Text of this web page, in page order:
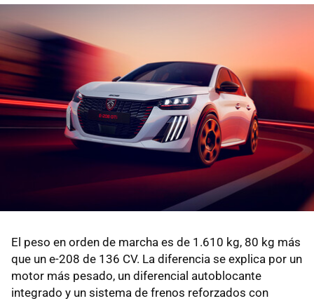
El peso en orden de marcha es de 1.610 kg, 80 kg más
que un e-208 de 136 CV. La diferencia se explica por un
motor más pesado, un diferencial autoblocante
integrado y un sistema de frenos reforzados con